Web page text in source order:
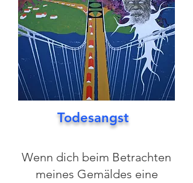
Todesangst
Wenn dich beim Betrachten
meines Gemäldes eine